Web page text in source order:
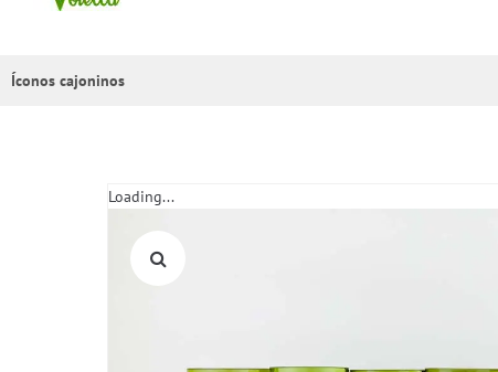
Íconos cajoninos
Loading...